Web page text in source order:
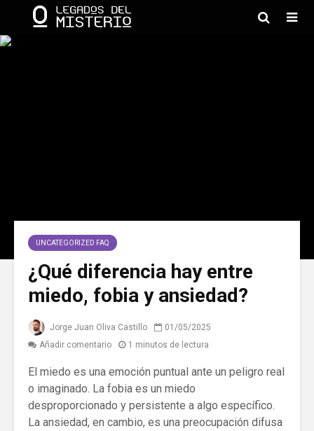
UNCATEGORIZED FAQ
¿Qué diferencia hay entre
miedo, fobia y ansiedad?
Jorge Juan Oliva Castillo
01/05/2025
Añadir comentario
1 minutos de lectura
El miedo es una emoción puntual ante un peligro real
o imaginado. La fobia es un miedo
desproporcionado y persistente a algo específico.
La ansiedad, en cambio, es una preocupación difusa